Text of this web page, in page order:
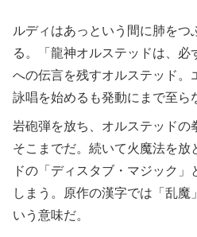
ルディはあっという間に肺をつ
る。「龍神オルステッドは、必
への伝言を残すオルステッド。
詠唱を始めるも発動にまで至ら
岩砲弾を放ち、オルステッドの
そこまでだ。続いて火魔法を放
ドの「ディスタブ・マジック
しまう。原作の漢字では「乱魔
いう意味だ。